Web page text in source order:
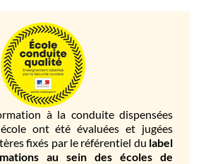
à la conduite dispensées
ont été évaluées et jugées
fixés par le référentiel du label
au sein des écoles de